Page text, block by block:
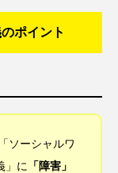
ポイント
ソーシャルワ
」に
「障害」